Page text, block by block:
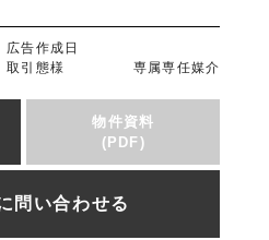
広告作成日
取引態様
専属専任媒介
物件資料
(PDF)
問い合わせる